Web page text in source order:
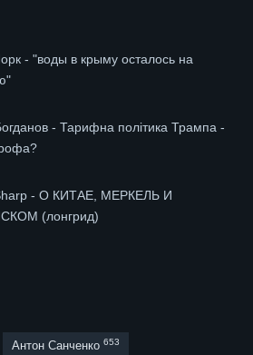
- "воды в крыму осталось на
- Тарифна політика Трампа -
- О КИТАЕ, МЕРКЕЛЬ И
(лонгрид)
Антон Санченко 653